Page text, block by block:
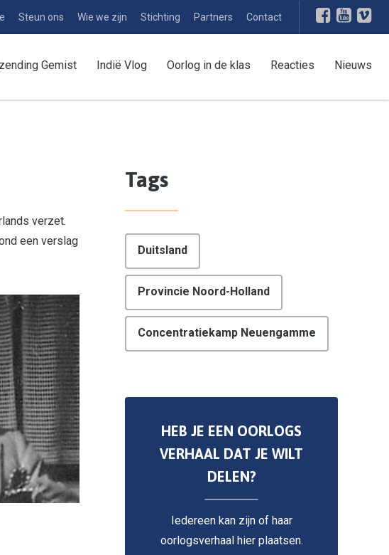
Steun ons Wie we zijn Stichting Partners Contact
Gemist Indië Vlog Oorlog in de klas Reacties Nieuws
verzet.
een verslag
Tags
Duitsland
Provincie Noord-Holland
Concentratiekamp Neuengamme
HEB JE EEN OORLOGS
VERHAAL DAT JE WILT
DELEN?
Iedereen kan zijn of haar
oorlogsverhaal hier plaatsen.